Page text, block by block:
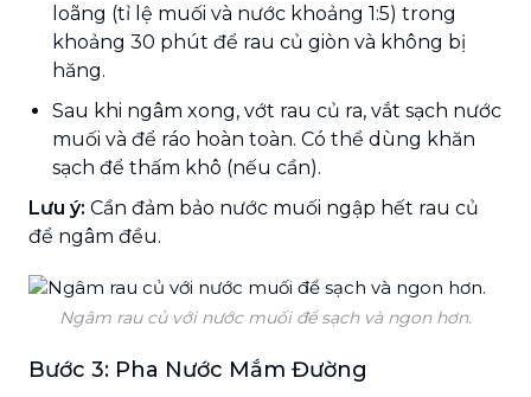
loãng (tỉ lệ muối và nước khoảng 1:5) trong
khoảng 30 phút để rau củ giòn và không bị
hăng.
Sau khi ngâm xong, vớt rau củ ra, vắt sạch nước
muối và để ráo hoàn toàn. Có thể dùng khăn
sạch để thấm khô (nếu cần).
Lưu ý: Cần đảm bảo nước muối ngập hết rau củ
để ngâm đều.
Ngâm rau củ với nước muối để sạch và ngon hơn.
Bước 3: Pha Nước Mắm Đường